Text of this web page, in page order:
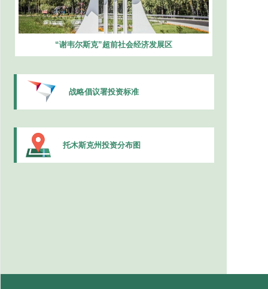
“谢韦尔斯克”超前社会经济发展区
战略倡议署投资标准
托木斯克州投资分布图